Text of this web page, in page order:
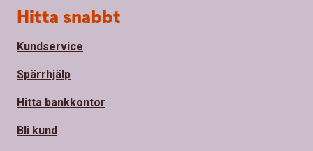
Sidfot
Hitta snabbt
Kundservice
Spärrhjälp
Hitta bankkontor
Bli kund